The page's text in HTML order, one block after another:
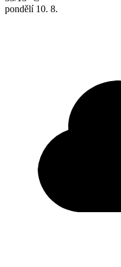
pondělí 10. 8.